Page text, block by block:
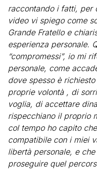
raccontando i fatti, per
video vi spiego come
Grande Fratello e
esperienza personale.
“compromessi”, io mi
personale, come
dove spesso è
proprie volontà , di
voglia, di accettare
rispecchiano il proprio
col tempo ho capito
compatibile con i miei
libertà personale, e
proseguire quel